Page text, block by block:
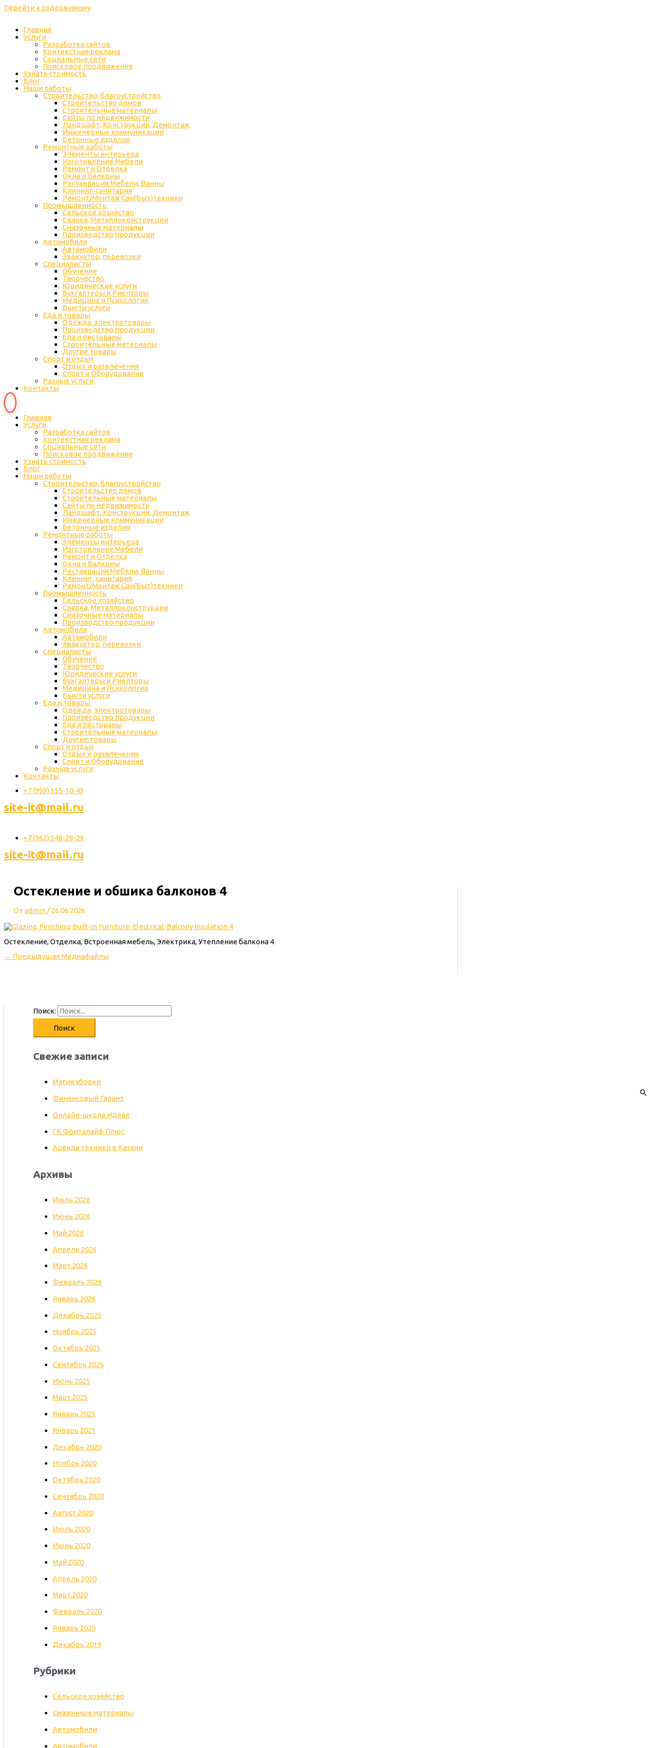
Перейти к содержимому
Главная
Услуги
Разработка сайтов
Контекстная реклама
Социальные сети
Поисковое продвижение
Узнать стоимость
Блог
Наши работы
Строительство, благоустройство
Строительство домов
Строительные материалы
Сайты по недвижимости
Ландшафт, Конструкции, Демонтаж
Инженерные коммуникации
Бетонные изделия
Ремонтные работы
Элементы интерьера
Изготовление Мебели
Ремонт и Отделка
Окна и Балконы
Реставрация Мебели, Ванны
Клининг, санитария
Ремонт/Монтаж Сан(Быт)техники
Промышленность
Cельское хозяйство
Сварка, Металлоконструкции
Cмазочные материалы
Производство продукции
Автомобили
Автомобили
Эвакуатор, перевозки
Специалисты
Обучение
Творчество
Юридические услуги
Бухгалтеры и Риелторы
Медицина и Психология
Бьюти услуги
Еда и товары
Одежда, электротовары
Производство продукции
Еда и рестораны
Строительные материалы
Другие товары
Спорт и отдых
Отдых и развлечения
Спорт и Оборудование
Разные услуги
Контакты
Главная
Услуги
Разработка сайтов
Контекстная реклама
Социальные сети
Поисковое продвижение
Узнать стоимость
Блог
Наши работы
Строительство, благоустройство
Строительство домов
Строительные материалы
Сайты по недвижимости
Ландшафт, Конструкции, Демонтаж
Инженерные коммуникации
Бетонные изделия
Ремонтные работы
Элементы интерьера
Изготовление Мебели
Ремонт и Отделка
Окна и Балконы
Реставрация Мебели, Ванны
Клининг, санитария
Ремонт/Монтаж Сан(Быт)техники
Промышленность
Cельское хозяйство
Сварка, Металлоконструкции
Cмазочные материалы
Производство продукции
Автомобили
Автомобили
Эвакуатор, перевозки
Специалисты
Обучение
Творчество
Юридические услуги
Бухгалтеры и Риелторы
Медицина и Психология
Бьюти услуги
Еда и товары
Одежда, электротовары
Производство продукции
Еда и рестораны
Строительные материалы
Другие товары
Спорт и отдых
Отдых и развлечения
Спорт и Оборудование
Разные услуги
Контакты
+7 (999) 155-10-43
site-it@mail.ru
+7 (962) 548-28-29
site-it@mail.ru
Остекление и обшика балконов 4
От admin / 26.06.2026
Остекление, Отделка, Встроенная мебель, Электрика, Утепление балкона 4
← Предыдущая Медиафайлы
Поиск:
Свежие записи
Магия уборки
Финансовый Гарант
Онлайн-школа Идеал
ГК Фонталайф Плюс
Аренда техники в Казани
Архивы
Июль 2026
Июнь 2026
Май 2026
Апрель 2026
Март 2026
Февраль 2026
Январь 2026
Декабрь 2025
Ноябрь 2025
Октябрь 2025
Сентябрь 2025
Июнь 2025
Март 2025
Январь 2025
Январь 2021
Декабрь 2020
Ноябрь 2020
Октябрь 2020
Сентябрь 2020
Август 2020
Июль 2020
Июнь 2020
Май 2020
Апрель 2020
Март 2020
Февраль 2020
Январь 2020
Декабрь 2019
Рубрики
Cельское хозяйство
Cмазочные материалы
Автомобили
Автомобили